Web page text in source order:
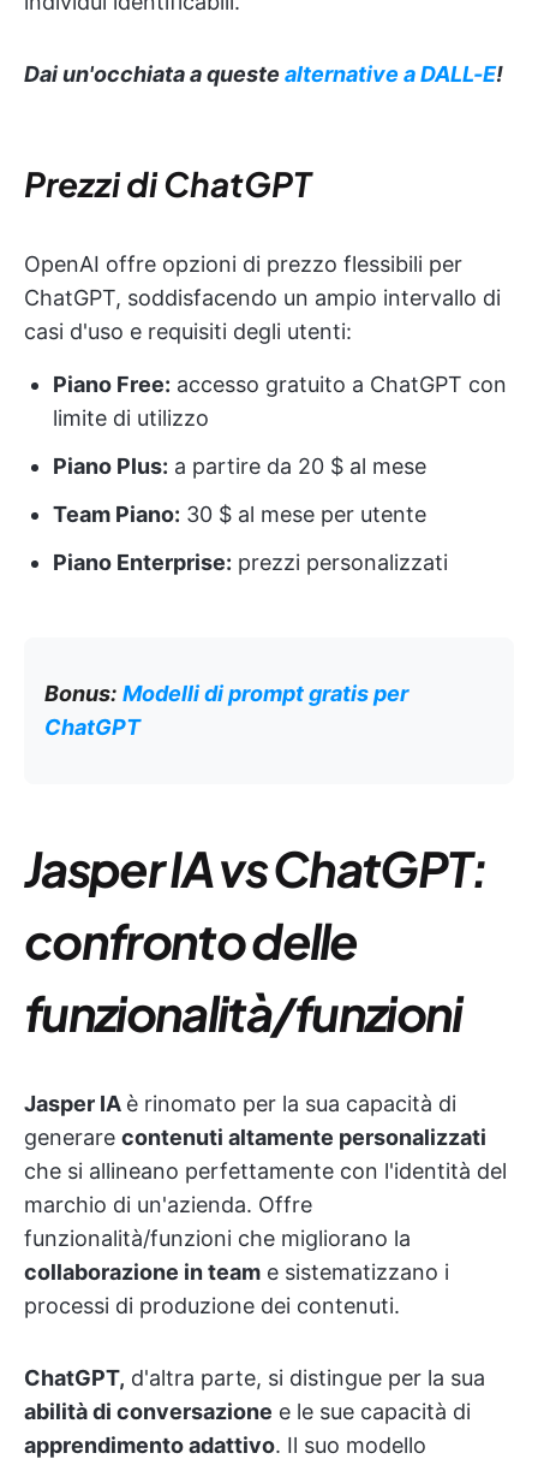
Dai un'occhiata a queste alternative a DALL-E!
Prezzi di ChatGPT
OpenAI offre opzioni di prezzo flessibili per
ChatGPT, soddisfacendo un ampio intervallo di
casi d'uso e requisiti degli utenti:
Piano Free: accesso gratuito a ChatGPT con
limite di utilizzo
Piano Plus: a partire da 20 $ al mese
Team Piano: 30 $ al mese per utente
Piano Enterprise: prezzi personalizzati
Bonus: Modelli di prompt gratis per
ChatGPT
Jasper IA vs ChatGPT:
confronto delle
funzionalità/funzioni
Jasper IA è rinomato per la sua capacità di
generare contenuti altamente personalizzati
che si allineano perfettamente con l'identità del
marchio di un'azienda. Offre
funzionalità/funzioni che migliorano la
collaborazione in team e sistematizzano i
processi di produzione dei contenuti.
ChatGPT, d'altra parte, si distingue per la sua
abilità di conversazione e le sue capacità di
apprendimento adattivo. Il suo modello